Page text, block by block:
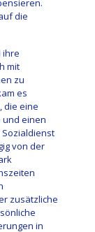
die
ihre
mit
zu
es
die eine
einen
von der
zusätzliche
in